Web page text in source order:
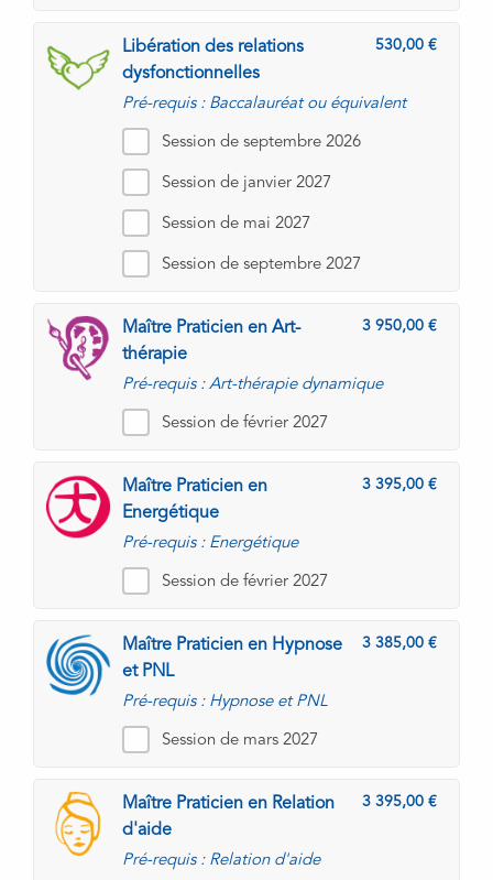
530,00
Libération des relations
dysfonctionnelles
Pré-requis : Baccalauréat ou équivalent
Session de septembre 2026
Session de janvier 2027
Session de mai 2027
Session de septembre 2027
3 950,00
Maître Praticien en Art-
thérapie
Pré-requis : Art-thérapie dynamique
Session de février 2027
3 395,00
Maître Praticien en
Energétique
Pré-requis : Energétique
Session de février 2027
3 385,00
Maître Praticien en Hypnose
et PNL
Pré-requis : Hypnose et PNL
Session de mars 2027
3 395,00
Maître Praticien en Relation
d'aide
Pré-requis : Relation d'aide